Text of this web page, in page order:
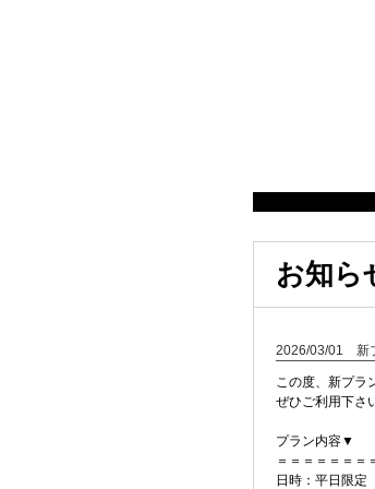
お知ら
2026/03/01 新
この度、新プラ
ぜひご利用下さ
プラン内容▼
＝＝＝＝＝＝＝
日時：平日限定